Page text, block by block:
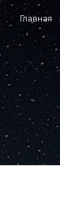
Главная